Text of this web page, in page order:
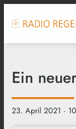
Ein
23. April 2021 ·